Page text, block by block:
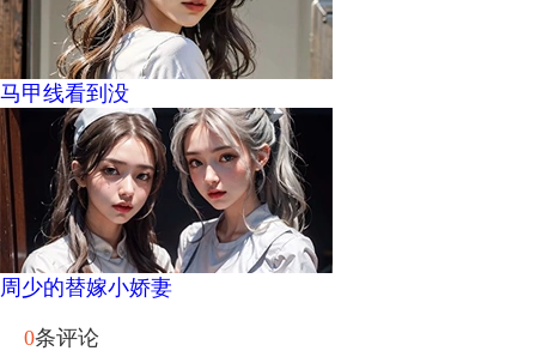
马甲线看到没
周少的替嫁小娇妻
0条评论